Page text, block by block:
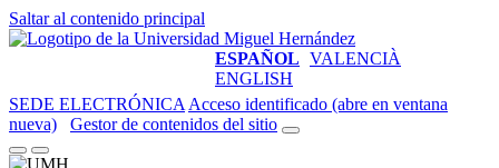
Saltar al contenido principal
ESPAÑOL VALENCIÀ
ENGLISH
SEDE ELECTRÓNICA Acceso identificado (abre en ventana
nueva)
Gestor de contenidos del sitio